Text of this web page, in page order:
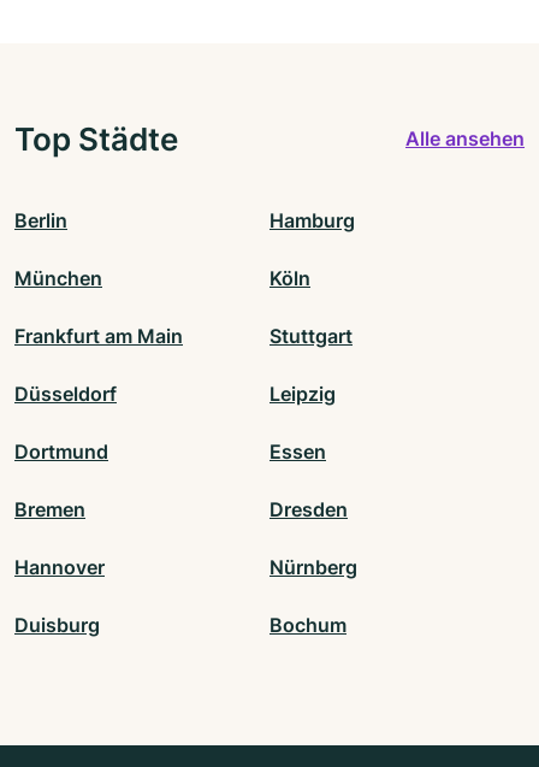
Top Städte Alle ansehen
Berlin Hamburg
München Köln
Frankfurt am Main Stuttgart
Düsseldorf Leipzig
Dortmund Essen
Bremen Dresden
Hannover Nürnberg
Duisburg Bochum